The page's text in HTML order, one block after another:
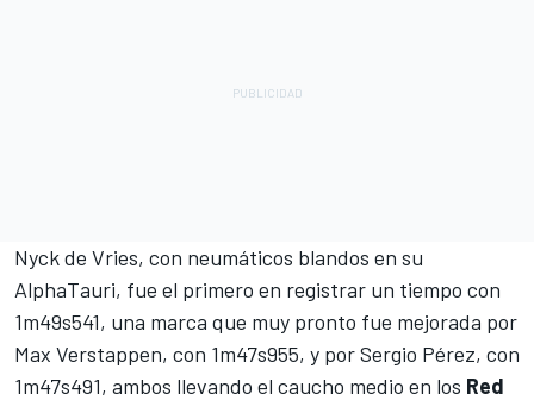
Nyck de Vries, con neumáticos blandos en su
AlphaTauri, fue el primero en registrar un tiempo con
1m49s541, una marca que muy pronto fue mejorada por
Max Verstappen, con 1m47s955, y porSergio Pérez, con
1m47s491, ambos llevando el caucho medio en los Red